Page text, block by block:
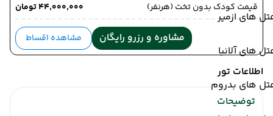
های ازمیر
های آلانیا
های بدروم
قیمت کودک بدون تخت (هرنفر)
۴۴٬۰۰۰٬۰۰۰ تومان
مشاوره و رزرو رایگان مشاهده اقساط
اطلاعات تور
توضیحات